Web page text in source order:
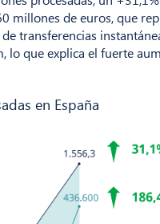
millones de euros, que
transferencias
que explica el fuerte
en España